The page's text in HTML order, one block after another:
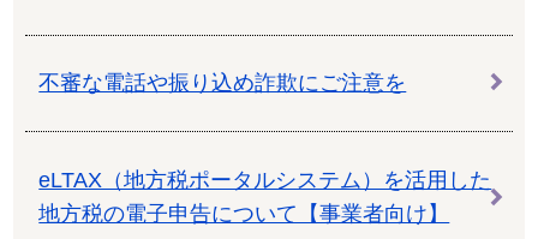
不審な電話や振り込め詐欺にご注意を
eLTAX（地方税ポータルシステム）を活用した
地方税の電子申告について【事業者向け】